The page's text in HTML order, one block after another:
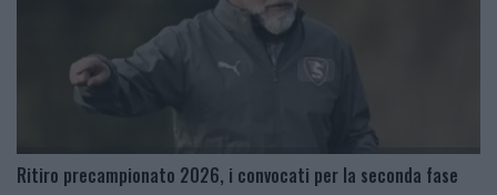
Ritiro precampionato 2026, i convocati per la seconda fase